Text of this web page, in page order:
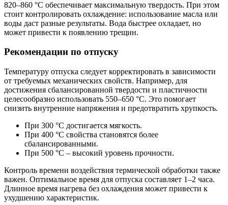
820–860 °C обеспечивает максимальную твердость. При этом
стоит контролировать охлаждение: использование масла или
воды даст разные результаты. Вода быстрее охладает, но
может привести к появлению трещин.
Рекомендации по отпуску
Температуру отпуска следует корректировать в зависимости
от требуемых механических свойств. Например, для
достижения сбалансированной твердости и пластичности
целесообразно использовать 550–650 °C. Это помогает
снизить внутренние напряжения и предотвратить хрупкость.
При 300 °C достигается мягкость.
При 400 °C свойства становятся более
сбалансированными.
При 500 °C – высокий уровень прочности.
Контроль времени воздействия термической обработки также
важен. Оптимальное время для отпуска составляет 1–2 часа.
Длинное время нагрева без охлаждения может привести к
ухудшению характеристик.